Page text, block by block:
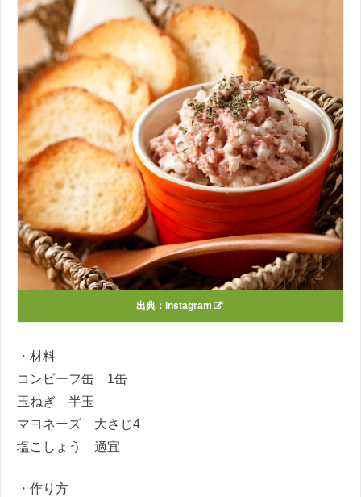
出典： Instagram
・材料
コンビーフ缶 1缶
玉ねぎ 半玉
マヨネーズ 大さじ4
塩こしょう 適宜
・作り方